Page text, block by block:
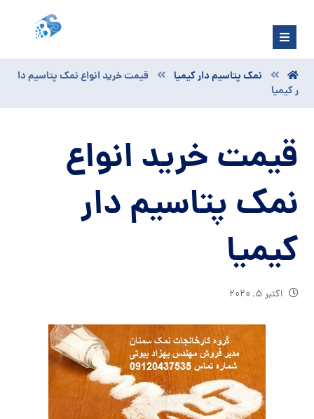
نمک پتاسیم دار کیمیا
قیمت خرید انواع نمک پتاسیم دا
ر کیمیا
قیمت خرید انواع
نمک پتاسیم دار
کیمیا
اکتبر ۵, ۲۰۲۰